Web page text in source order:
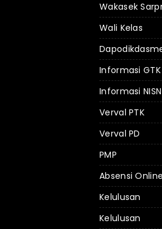
Wakasek
Wali Kelas
Informasi GTK
Informasi NISN
Verval PTK
Verval PD
PMP
Absensi Online
Kelulusan
Kelulusan